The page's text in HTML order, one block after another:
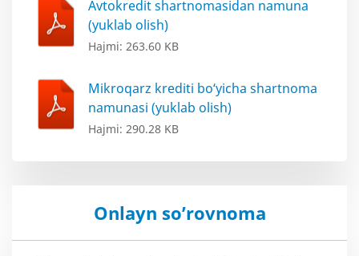
Avtokredit shartnomasidan namuna
(yuklab olish)
Hajmi: 263.60 KB
Mikroqarz krediti bo‘yicha shartnoma
namunasi (yuklab olish)
Hajmi: 290.28 KB
Onlayn so’rovnoma